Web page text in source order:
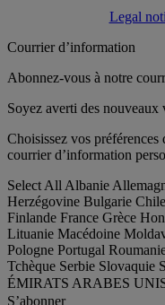
Legal
Courrier d’information
Abonnez-vous à notre
Soyez averti des nouveaux
Choisissez vos
courrier d’information
Select All Albanie
Herzégovine Bulgarie Chile
Finlande France Grèce
Lituanie Macédoine
Pologne Portugal
Tchèque Serbie Slovaquie
ÉMIRATS ARABES
S’abonner